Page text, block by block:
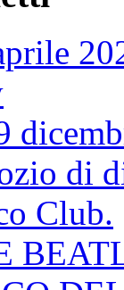
di
Club.